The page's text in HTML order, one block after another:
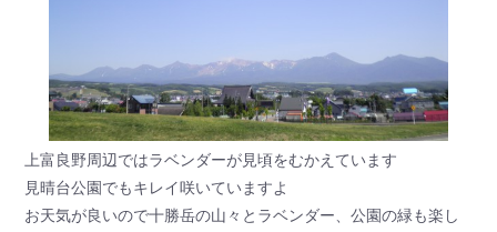
上富良野周辺ではラベンダーが見頃をむかえています
見晴台公園でもキレイ咲いていますよ
お天気が良いので十勝岳の山々とラベンダー、公園の緑も楽し